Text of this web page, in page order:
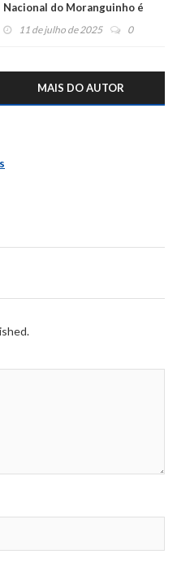
Nacional do Moranguinho é
neste domingo, com
11 de julho de 2025 0
MAIS DO AUTOR